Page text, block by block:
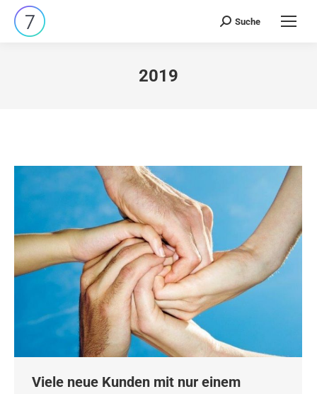
Search:
Suche
2019
Viele neue Kunden mit nur einem